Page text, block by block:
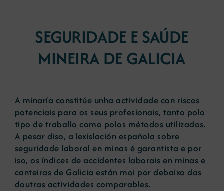
SEGURIDADE E SAÚDE
MINEIRA DE GALICIA
A minaría constitúe unha actividade con riscos
potenciais para os seus profesionais, tanto polo
tipo de traballo como polos métodos utilizados.
A pesar diso, a lexislación española sobre
seguridade laboral en minas é garantista e por
iso, os índices de accidentes laborais en minas e
canteiras de Galicia están moi por debaixo das
doutras actividades comparables.